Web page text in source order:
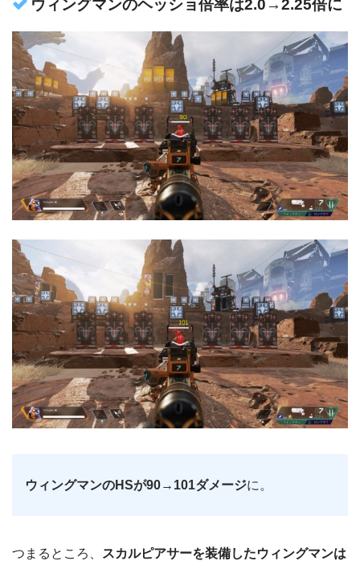
ウィングマンのヘッショ倍率は2.0→2.25倍に
ウィングマンのHSが90→101ダメージに。
つまるところ、
スカルピアサーを装備したウィングマンは